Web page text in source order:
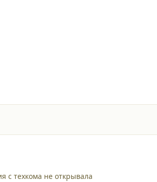
с техкома не открывала